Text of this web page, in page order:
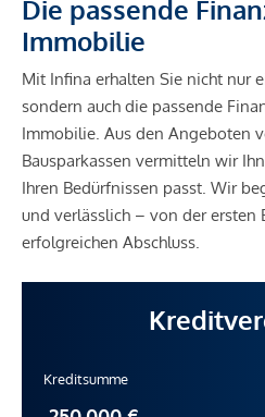
Die passende
Immobilie
Mit Infina erhalten Sie nicht nur
sondern auch die passende
Immobilie. Aus den Angeboten
Bausparkassen vermitteln wir
Ihren Bedürfnissen passt. Wir
und verlässlich – von der ersten
erfolgreichen Abschluss.
Kreditsumme